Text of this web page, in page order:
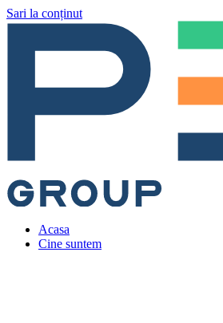
Sari la conținut
Acasa
Cine suntem